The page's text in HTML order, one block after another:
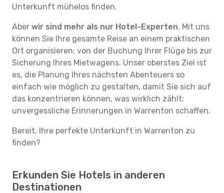
Unterkunft mühelos finden.
Aber wir sind mehr als nur Hotel-Experten. Mit uns
können Sie Ihre gesamte Reise an einem praktischen
Ort organisieren: von der Buchung Ihrer Flüge bis zur
Sicherung Ihres Mietwagens. Unser oberstes Ziel ist
es, die Planung Ihres nächsten Abenteuers so
einfach wie möglich zu gestalten, damit Sie sich auf
das konzentrieren können, was wirklich zählt:
unvergessliche Erinnerungen in Warrenton schaffen.
Bereit, Ihre perfekte Unterkunft in Warrenton zu
finden?
Erkunden Sie Hotels in anderen
Destinationen